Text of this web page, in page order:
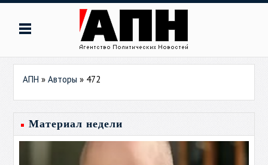
АПН »Авторы » 472
Материал недели